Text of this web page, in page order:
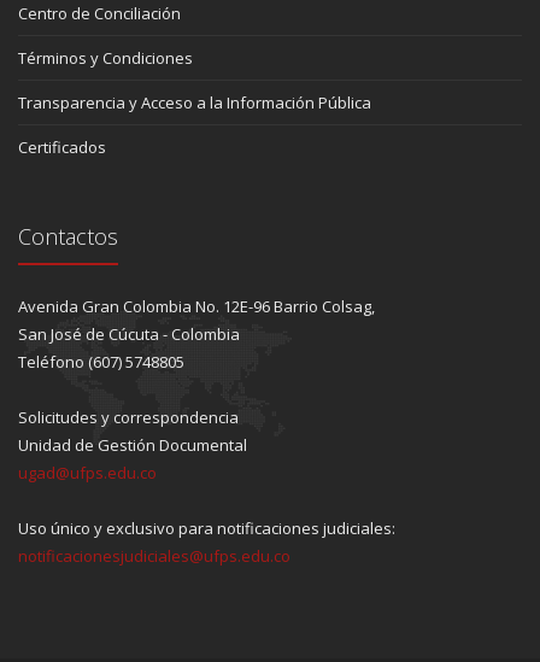
Centro de Conciliación
Términos y Condiciones
Transparencia y Acceso a la Información Pública
Certificados
Contactos
Avenida Gran Colombia No. 12E-96 Barrio Colsag,
San José de Cúcuta - Colombia
Teléfono (607) 5748805
Solicitudes y correspondencia
Unidad de Gestión Documental
ugad@ufps.edu.co
Uso único y exclusivo para notificaciones judiciales:
notificacionesjudiciales@ufps.edu.co